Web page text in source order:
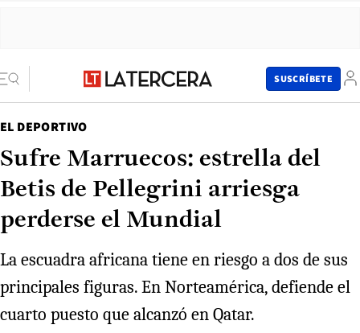
SUSCRÍBETE
EL DEPORTIVO
Sufre Marruecos: estrella del
Betis de Pellegrini arriesga
perderse el Mundial
La escuadra africana tiene en riesgo a dos de sus
principales figuras. En Norteamérica, defiende el
cuarto puesto que alcanzó en Qatar.